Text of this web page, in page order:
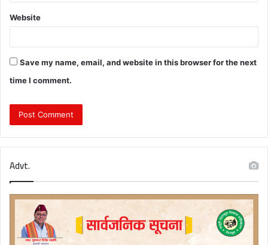
Website
Save my name, email, and website in this browser for the next
time I comment.
Advt.